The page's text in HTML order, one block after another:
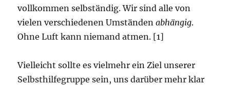
vollkommen selbständig. Wir sind alle von
vielen verschiedenen Umständenabhängig.
Ohne Luft kann niemand atmen. [1]
Vielleicht sollte es vielmehr ein Ziel unserer
Selbsthilfegruppe sein, uns darüber mehr klar